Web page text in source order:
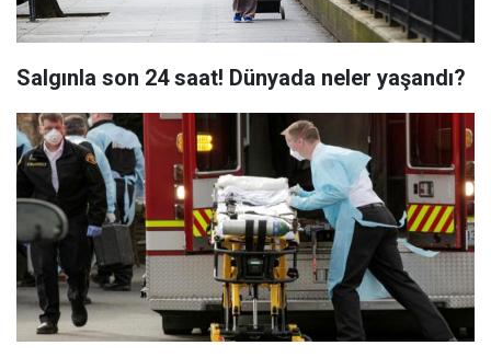
Salgınla son 24 saat! Dünyada neler yaşandı?